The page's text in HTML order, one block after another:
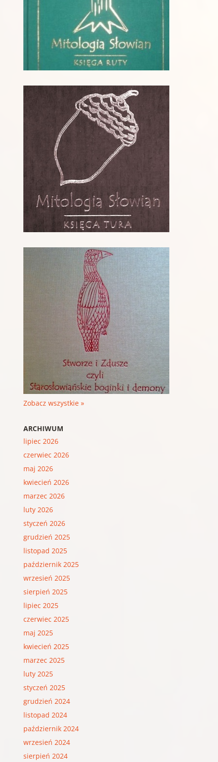
Zobacz wszystkie »
ARCHIWUM
lipiec 2026
czerwiec 2026
maj 2026
kwiecień 2026
marzec 2026
luty 2026
styczeń 2026
grudzień 2025
listopad 2025
październik 2025
wrzesień 2025
sierpień 2025
lipiec 2025
czerwiec 2025
maj 2025
kwiecień 2025
marzec 2025
luty 2025
styczeń 2025
grudzień 2024
listopad 2024
październik 2024
wrzesień 2024
sierpień 2024